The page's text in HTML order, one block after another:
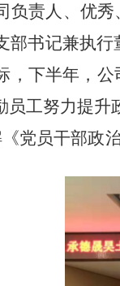
负责人、优
部书记兼执行
，下半年，
员工努力提
党员干部政